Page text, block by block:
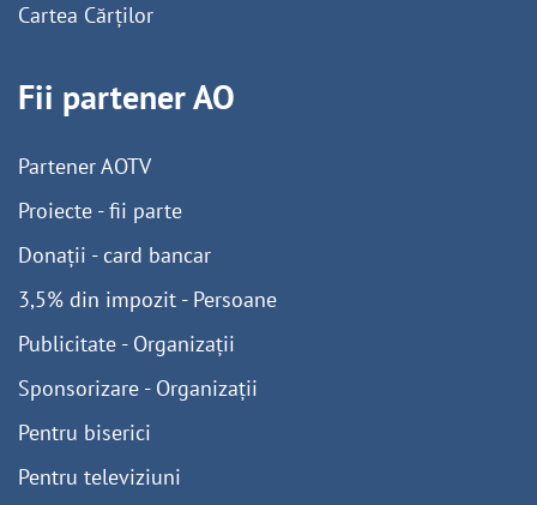
Cartea Cărților
Fii partener AO
Partener AOTV
Proiecte - fii parte
Donații - card bancar
3,5% din impozit - Persoane
Publicitate - Organizații
Sponsorizare - Organizații
Pentru biserici
Pentru televiziuni